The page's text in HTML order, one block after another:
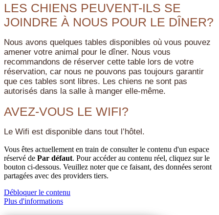
LES CHIENS PEUVENT-ILS SE
JOINDRE À NOUS POUR LE DÎNER?
Nous avons quelques tables disponibles où vous pouvez
amener votre animal pour le dîner. Nous vous
recommandons de réserver cette table lors de votre
réservation, car nous ne pouvons pas toujours garantir
que ces tables sont libres. Les chiens ne sont pas
autorisés dans la salle à manger elle-même.
AVEZ-VOUS LE WIFI?
Le Wifi est disponible dans tout l’hôtel.
Vous êtes actuellement en train de consulter le contenu d'un espace
réservé de Par défaut. Pour accéder au contenu réel, cliquez sur le
bouton ci-dessous. Veuillez noter que ce faisant, des données seront
partagées avec des providers tiers.
Débloquer le contenu
Plus d'informations